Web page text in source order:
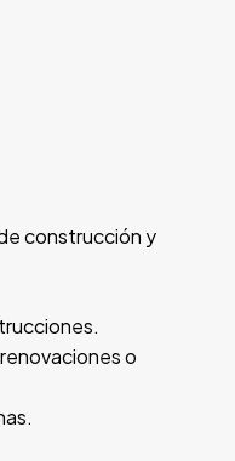
construcción y
o